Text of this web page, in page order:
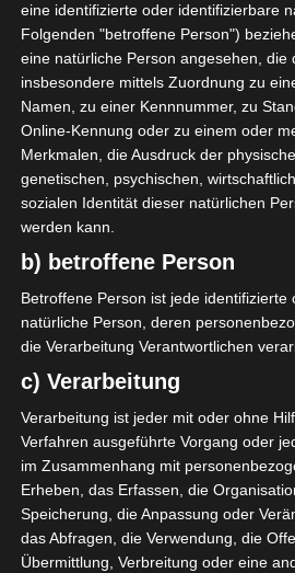
Étoile Olympique Sidi
Bouzid (EOSB)
1 5
Stade Municipal 17
11 Apr. 2026-15:00
Étoile Olympique Sidi
Bouzid (EOSB)
1 3
Stade Municipal 17
28 März 2026-14:30
Étoile Olympique Sidi
0
Stade Municipal 17
21 Feb. 2026 -13:00
Étoile Olympique Sidi
Bouzid (EOSB)
Stade Municipal 17
31 Jan. 2026-14:00
Étoile Olympique Sidi
Bouzid (EOSB)
1 0
Stade Municipal 17
17 Jan. 2026 14:00
eine identifizierte oder identifizierbare
Folgenden "betroffene Person")
eine natürliche Person angesehen, die
insbesondere mittels Zuordnung zu
Namen, zu einer Kennnummer, zu
Online-Kennung oder zu einem oder
Merkmalen, die Ausdruck der
genetischen, psychischen,
sozialen Identität dieser natürlichen
werden kann.
b) betroffene Person
Betroffene Person ist jede identifizierte
natürliche Person, deren
die Verarbeitung Verantwortlichen
c) Verarbeitung
Verarbeitung ist jeder mit oder ohne
Verfahren ausgeführte Vorgang oder
im Zusammenhang mit
Erheben, das Erfassen, die
Speicherung, die Anpassung oder
das Abfragen, die Verwendung, die
Übermittlung, Verbreitung oder eine